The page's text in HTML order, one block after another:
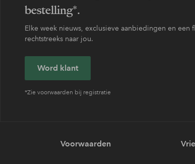
bestelling*.
Elke week nieuws, exclusieve aanbiedingen en een
rechtstreeks naar jou.
Word klant
*Zie voorwaarden bij registratie
Voorwaarden